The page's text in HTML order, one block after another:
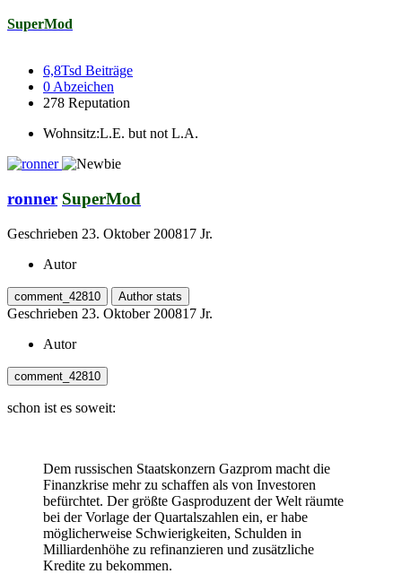
SuperMod
6,8Tsd Beiträge
0 Abzeichen
278 Reputation
Wohnsitz:L.E. but not L.A.
ronner SuperMod
Geschrieben 23. Oktober 200817 Jr.
Autor
comment_42810 Author stats
Geschrieben 23. Oktober 200817 Jr.
Autor
comment_42810
schon ist es soweit:
Dem russischen Staatskonzern Gazprom macht die
Finanzkrise mehr zu schaffen als von Investoren
befürchtet. Der größte Gasproduzent der Welt räumte
bei der Vorlage der Quartalszahlen ein, er habe
möglicherweise Schwierigkeiten, Schulden in
Milliardenhöhe zu refinanzieren und zusätzliche
Kredite zu bekommen.